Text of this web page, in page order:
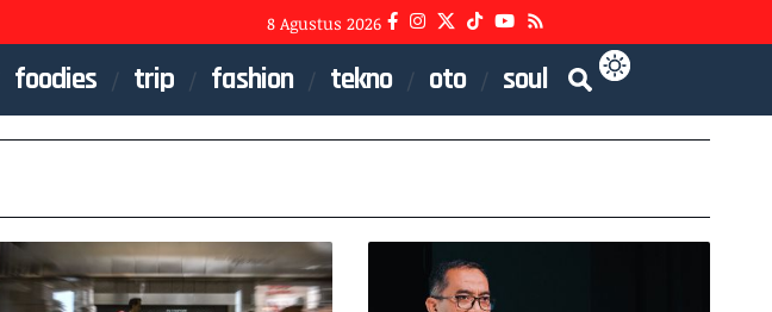
8 Agustus 2026
foodies trip fashion tekno oto soul